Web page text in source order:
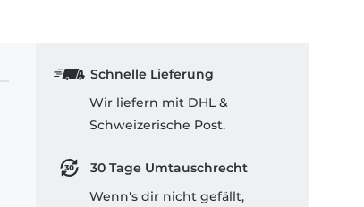
Schnelle Lieferung
Wir liefern mit DHL &
Schweizerische Post.
30 Tage Umtauschrecht
Wenn's dir nicht gefällt,